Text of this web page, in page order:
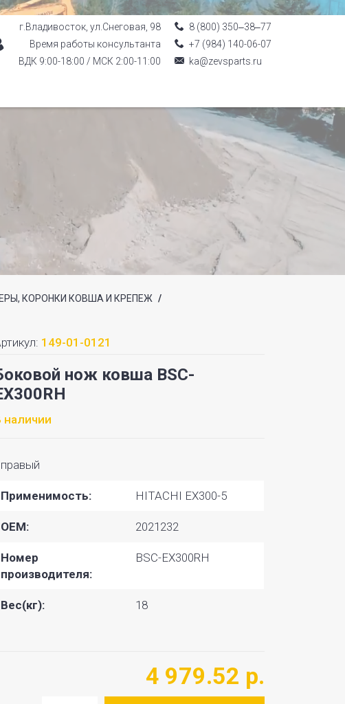
г.Владивосток, ул.Снеговая, 98
Время работы консультанта
ВДК 9:00-18:00 / МСК 2:00-11:00
8 (800) 350‒38‒77
+7 (984) 140-06-07
ka@zevsparts.ru
КОРОНКИ КОВША И КРЕПЕЖ /
149-01-0121
нож ковша BSC-
наличии
правый
Применимость: HITACHI EX300-5
OEM: 2021232
Номер
производителя:
BSC-EX300RH
Вес(кг): 18
4 979.52 р.